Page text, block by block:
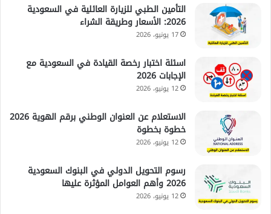
التأمين الطبي للزيارة العائلية في السعودية
2026: الأسعار وطريقة الشراء
17 يونيو، 2026
اسئلة اختبار رخصة القيادة في السعودية مع
الإجابات 2026
12 يونيو، 2026
الاستعلام عن العنوان الوطني برقم الهوية 2026
خطوة بخطوة
12 يونيو، 2026
رسوم التحويل الدولي في البنوك السعودية
2026 وأهم العوامل المؤثرة عليها
12 يونيو، 2026